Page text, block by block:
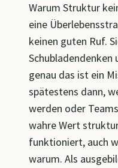
Warum Struktur
eine
keinen guten Ruf.
genau das ist ein
spätestens dann,
werden oder
wahre Wert
funktioniert, auch
warum. Als